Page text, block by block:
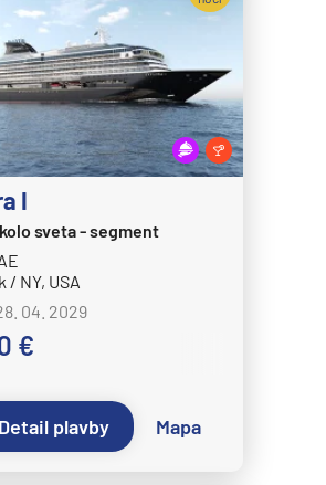
plavby
Eclipse
Edge
Equinox
Infinity
Millennium
Reflection®
Silhouette®
Solstice®
Summit®
I
sveta - segment
/ NY, USA
04. 2029
€
Detail plavby Mapa